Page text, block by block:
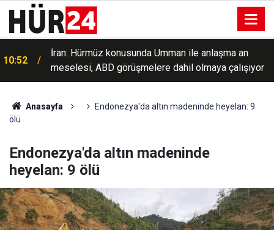
İran: Hürmüz konusunda Umman ile anlaşma an
meselesi, ABD görüşmelere dahil olmaya çalışıyor
10:46 Ukrayna: Karadeniz'de 3 gemiye saldırı düzenlendi
Anasayfa
Endonezya'da altın madeninde heyelan: 9
ölü
Endonezya'da altın madeninde
heyelan: 9 ölü